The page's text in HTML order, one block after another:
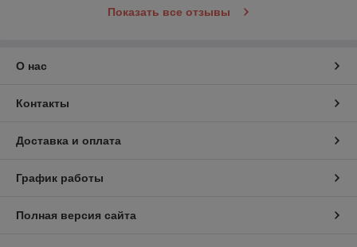
Показать все отзывы
О нас
Контакты
Доставка и оплата
График работы
Полная версия сайта